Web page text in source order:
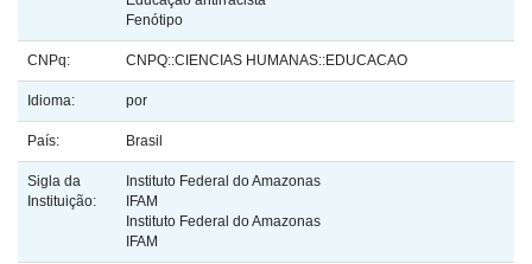
Fenótipo
CNPq: CNPQ::CIENCIAS HUMANAS::EDUCACAO
Idioma: por
País: Brasil
Sigla da
Instituição:
Instituto Federal do Amazonas
IFAM
Instituto Federal do Amazonas
IFAM